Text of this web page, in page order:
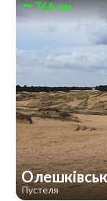
766 км
Пустеля